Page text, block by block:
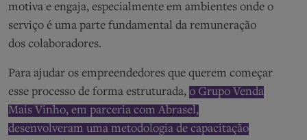
motiva e engaja, especialmente em ambientes onde o
serviço é uma parte fundamental da remuneração
dos colaboradores.
Para ajudar os empreendedores que querem começar
esse processo de forma estruturada, o Grupo Venda
Mais Vinho, em parceria com Abrasel,
desenvolveram uma metodologia de capacitação